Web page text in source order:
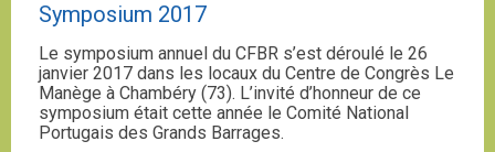
Symposium 2017
Le symposium annuel du CFBR s’est déroulé le 26
janvier 2017 dans les locaux du Centre de Congrès Le
Manège à Chambéry (73). L’invité d’honneur de ce
symposium était cette année le Comité National
Portugais des Grands Barrages.